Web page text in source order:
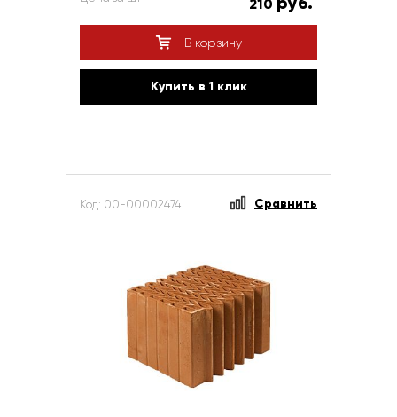
210
В корзину
Купить в 1 клик
Код: 00-00002474 Сравнить